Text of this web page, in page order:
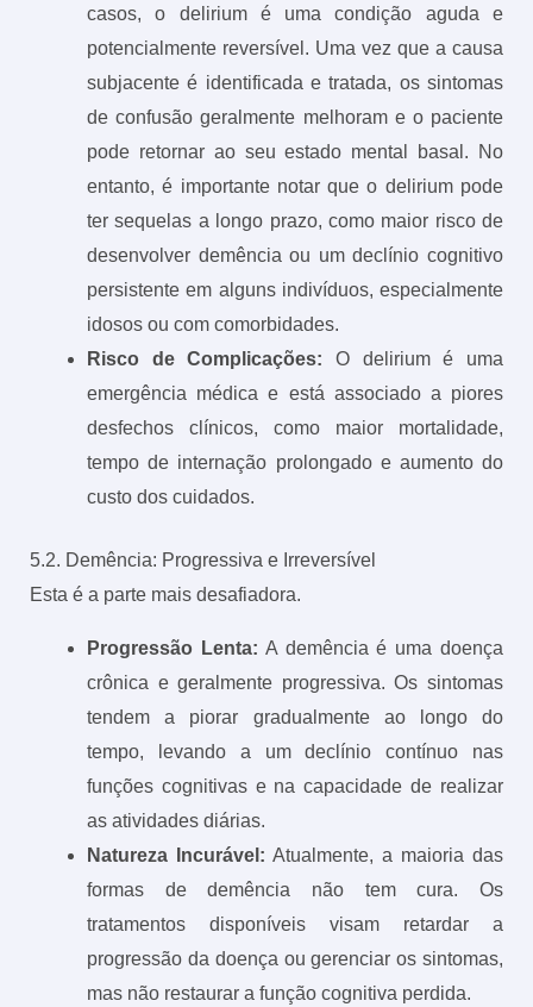
casos, o delirium é uma condição aguda e
potencialmente reversível. Uma vez que a causa
subjacente é identificada e tratada, os sintomas
de confusão geralmente melhoram e o paciente
pode retornar ao seu estado mental basal. No
entanto, é importante notar que o delirium pode
ter sequelas a longo prazo, como maior risco de
desenvolver demência ou um declínio cognitivo
persistente em alguns indivíduos, especialmente
idosos ou com comorbidades.
Risco de Complicações: O delirium é uma
emergência médica e está associado a piores
desfechos clínicos, como maior mortalidade,
tempo de internação prolongado e aumento do
custo dos cuidados.
5.2. Demência: Progressiva e Irreversível
Esta é a parte mais desafiadora.
Progressão Lenta: A demência é uma doença
crônica e geralmente progressiva. Os sintomas
tendem a piorar gradualmente ao longo do
tempo, levando a um declínio contínuo nas
funções cognitivas e na capacidade de realizar
as atividades diárias.
Natureza Incurável: Atualmente, a maioria das
formas de demência não tem cura. Os
tratamentos disponíveis visam retardar a
progressão da doença ou gerenciar os sintomas,
mas não restaurar a função cognitiva perdida.